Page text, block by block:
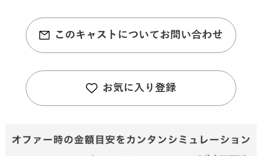
このキャストについてお問い合わせ
お気に入り登録